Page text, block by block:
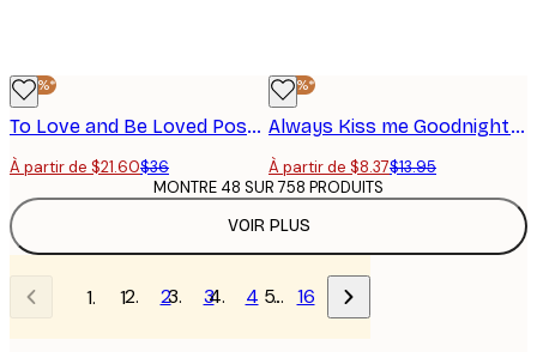
-40%*
To Love and Be Loved Poster
À partir de $21.60$36
-40%*
Always Kiss me Goodnight. Poster
À partir de $8.37$13.95
VOIR PLUS
MONTRE 48 SUR 758 PRODUITS
1 2 3 4 … 16